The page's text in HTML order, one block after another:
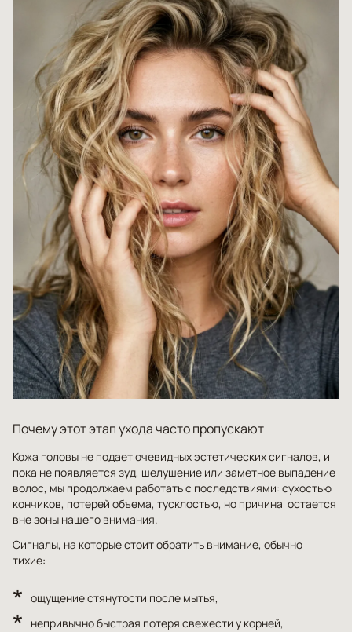
Почему этот этап ухода часто пропускают
Кожа головы не подает очевидных эстетических сигналов, и
пока не появляется зуд, шелушение или заметное выпадение
волос, мы продолжаем работать с последствиями: сухостью
кончиков, потерей объема, тусклостью, но причина остается
вне зоны нашего внимания.
Сигналы, на которые стоит обратить внимание, обычно
тихие:
ощущение стянутости после мытья,
непривычно быстрая потеря свежести у корней,